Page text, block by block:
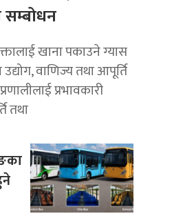
सम्बोधन
खाना पकाउने ग्यास
वाणिज्य तथा आपूर्ति
प्रभावकारी
तथा